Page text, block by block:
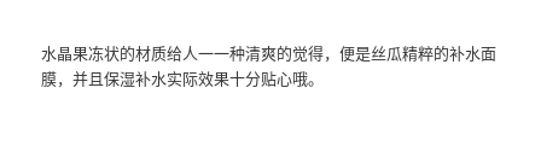
水晶果冻状的材质给人一一种清爽的觉得，便是丝瓜精粹的补水面
膜，并且保湿补水实际效果十分贴心哦。